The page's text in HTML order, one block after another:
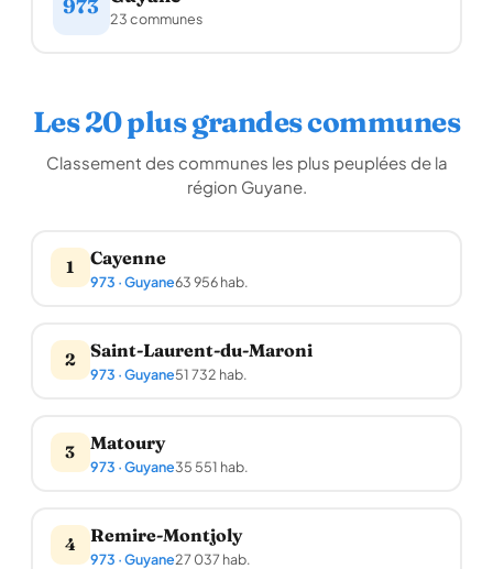
973
23 communes
Les 20 plus grandes communes
Classement des communes les plus peuplées de la
région Guyane.
1 Cayenne
973 · Guyane63 956 hab.
2 Saint-Laurent-du-Maroni
973 · Guyane51 732 hab.
3 Matoury
973 · Guyane35 551 hab.
4 Remire-Montjoly
973 · Guyane27 037 hab.